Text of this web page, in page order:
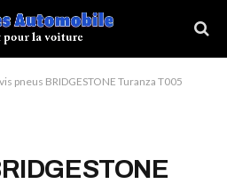
pneus BRIDGESTONE Turanza T005